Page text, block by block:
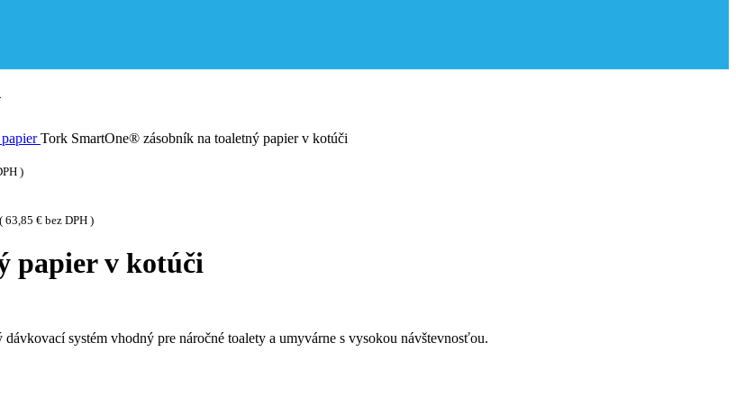
Tork SmartOne® zásobník na toaletný papier v kotúči
)
( 63,85 € bez DPH )
papier v kotúči
systém vhodný pre náročné toalety a umyvárne s vysokou návštevnosťou.